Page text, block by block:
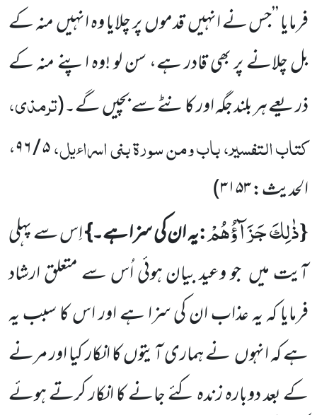
فرمایا ’’جس نے انہیںقدموںپر چلایا وہ انہیںمنہ کے
بل چلانے پر بھی قادر ہے، سن لو !وہ اپنے منہ کے
ذریعے ہر بلند جگہ اور کانٹے سے بچیںگے۔(ترمذی،
کتاب التفسیر، باب ومن سورۃ بنی اسراءیل،۵ / ۹۶
،
الحدیث:۳۱۵۳)
{ذٰلِكَ جَزَآؤُهُمْ:یہ ان کی سزا ہے۔}اِس سے پہلی
آیت میں جو وعید بیان ہوئی اُس سے متعلق ارشاد
فرمایا کہ یہ عذابان کی سزا ہے اور اس کا سبب یہ
ہے کہ انہوںنے ہماری آیتوں کا انکار کیا اور مرنے
کے بعد دوبارہ زندہ کئے جانے کا انکار کرتےہوئے